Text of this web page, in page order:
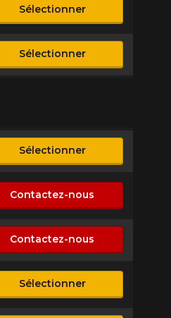
Sélectionner
Sélectionner
Sélectionner
Contactez-nous
Contactez-nous
Sélectionner